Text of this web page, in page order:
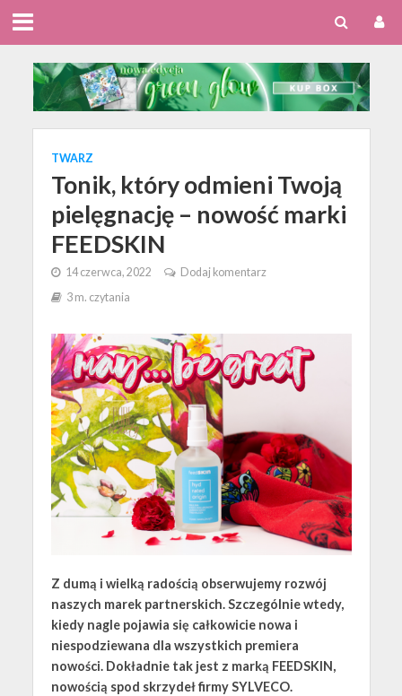
TWARZ
Tonik, który odmieni Twoją
pielęgnację – nowość marki
FEEDSKIN
14 czerwca, 2022
Dodaj komentarz
3 m. czytania
Z dumą i wielką radością obserwujemy rozwój
naszych marek partnerskich. Szczególnie wtedy,
kiedy nagle pojawia się całkowicie nowa i
niespodziewana dla wszystkich premiera
nowości. Dokładnie tak jest z marką FEEDSKIN,
nowością spod skrzydeł firmy SYLVECO.